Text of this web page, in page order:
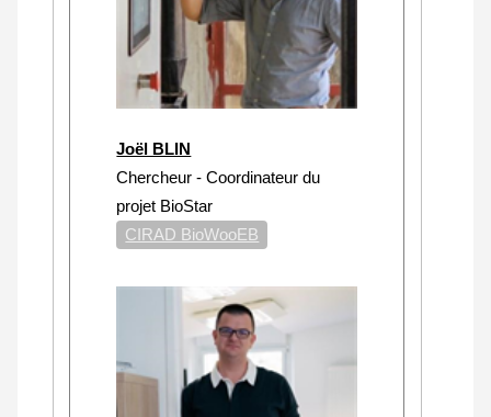
Joël BLIN
Chercheur - Coordinateur du
projet BioStar
CIRAD BioWooEB